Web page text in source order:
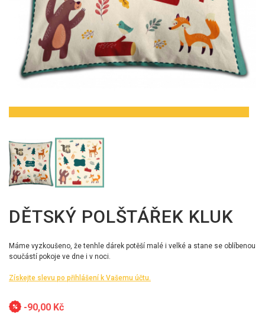
DĚTSKÝ POLŠTÁŘEK KLUK
Máme vyzkoušeno, že tenhle dárek potěší malé i velké a stane se oblíbenou
součástí pokoje ve dne i v noci.
Získejte slevu po přihlášení k Vašemu účtu.
-90,00 Kč